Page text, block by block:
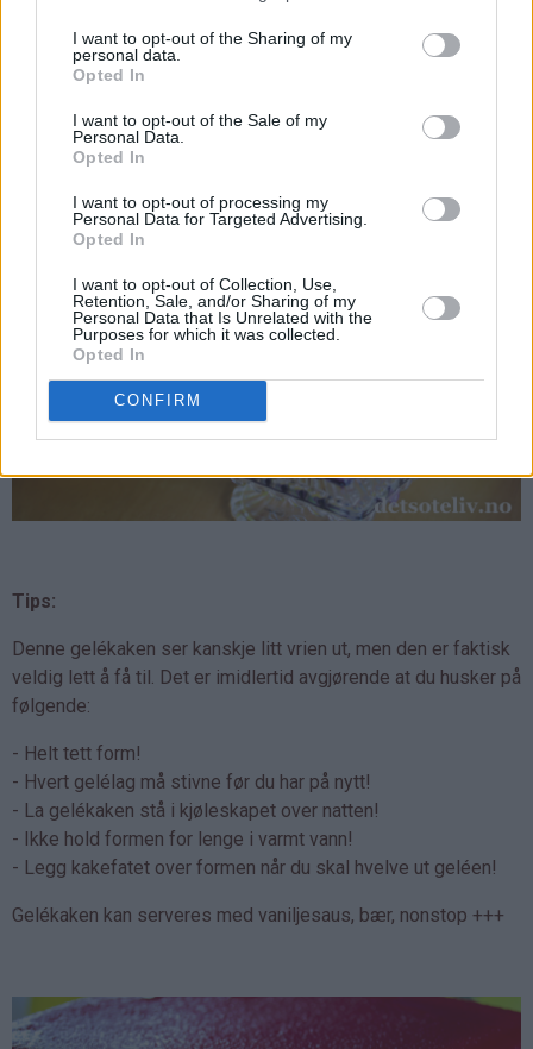
I want to opt-out of the Sharing of my
personal data.
Opted In
I want to opt-out of the Sale of my
Personal Data.
Opted In
I want to opt-out of processing my
Personal Data for Targeted Advertising.
Opted In
I want to opt-out of Collection, Use,
Retention, Sale, and/or Sharing of my
Personal Data that Is Unrelated with the
Purposes for which it was collected.
Opted In
CONFIRM
Tips:
Denne gelékaken ser kanskje litt vrien ut, men den er faktisk
veldig lett å få til. Det er imidlertid avgjørende at du husker på
følgende:
- Helt tett form!
- Hvert gelélag må stivne før du har på nytt!
- La gelékaken stå i kjøleskapet over natten!
- Ikke hold formen for lenge i varmt vann!
- Legg kakefatet over formen når du skal hvelve ut geléen!
Gelékaken kan serveres med vaniljesaus, bær, nonstop +++